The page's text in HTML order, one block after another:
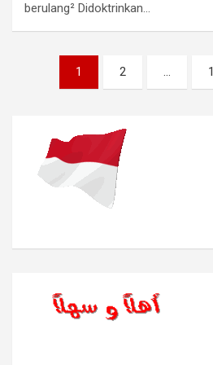
berulang² Didoktrinkan…
Navigasi
1 2 …